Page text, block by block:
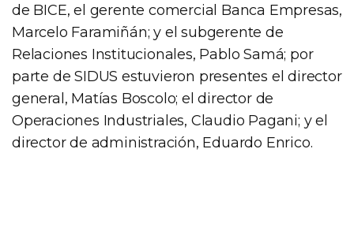
de BICE, el gerente comercial Banca Empresas,
Marcelo Faramiñán; y el subgerente de
Relaciones Institucionales, Pablo Samá; por
parte de SIDUS estuvieron presentes el director
general, Matías Boscolo; el director de
Operaciones Industriales, Claudio Pagani; y el
director de administración, Eduardo Enrico.